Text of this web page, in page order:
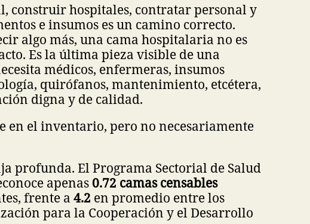
construir hospitales, contratar personal y
e insumos es un camino correcto.
algo más, una cama hospitalaria no es
Es la última pieza visible de una
médicos, enfermeras, insumos
quirófanos, mantenimiento, etcétera,
digna y de calidad.
en el inventario, pero no necesariamente
profunda. El Programa Sectorial de Salud
apenas 0.72 camas censables
frente a 4.2 en promedio entre los
para la Cooperación y el Desarrollo